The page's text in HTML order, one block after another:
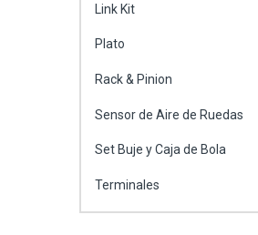
Link Kit
Plato
Rack & Pinion
Sensor de Aire de Ruedas
Set Buje y Caja de Bola
Terminales